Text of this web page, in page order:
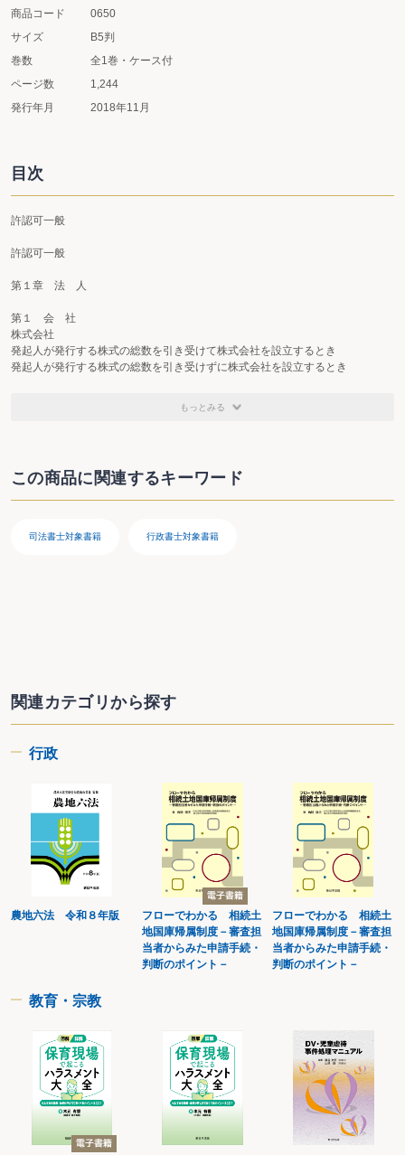
商品コード
0650
サイズ
B5判
巻数
全1巻・ケース付
ページ数
1,244
発行年月
2018年11月
目次
許認可一般
許認可一般
第１章 法 人
第１ 会 社
株式会社
発起人が発行する株式の総数を引き受けて株式会社を設立するとき
発起人が発行する株式の総数を引き受けずに株式会社を設立するとき
株式会社の清算が結了したとき
合同会社
合同会社が目的、商号、所在地、役員、資本金等を変更したとき
合同会社を解散したとき
一般社団法人を設立するとき
一般社団法人の定款その他の変更をするとき
一般社団法人が吸収合併をするとき
一般社団法人が解散したとき
一般社団法人が清算を結了したとき
一般財団法人
一般財団法人を設立するとき
一般財団法人が定款その他の変更をするとき
一般財団法人が吸収合併をするとき
一般財団法人が新設合併をするとき
一般財団法人が解散したとき
一般財団法人が清算を結了したとき
公益社団法人・公益財団法人
一般社団法人・一般財団法人が公益認定を受けようとするとき
公益法人が認定事項につき変更しようとするとき(申請事項)
公益法人が一定の行為をしようとするとき(事前の届出事項)
継しようとするとき
公益法人が合併以外の理由により解散したとき
第３ 特定非営利活動法人(NPO法人)
特定非営利活動法人(NPO法人)
特定非営利活動法人(NPO法人)を設立しようとするとき
NPO法人の定款を変更しようとするとき(申請事項)
NPO法人が合併しようとするとき
もっとみる
この商品に関連するキーワード
司法書士対象書籍 行政書士対象書籍
関連カテゴリから探す
行政
農地六法 令和８年版
フローでわかる 相続土
地国庫帰属制度－審査担
当者からみた申請手続・
判断のポイント－
フローでわかる 相続土
地国庫帰属制度－審査担
当者からみた申請手続・
判断のポイント－
教育・宗教